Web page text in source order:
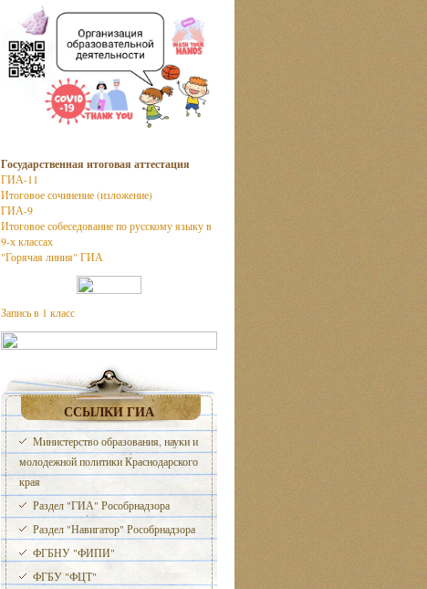
Государственная итоговая аттестация
ГИА-11
Итоговое сочинение (изложение)
ГИА-9
Итоговое собеседование по русскому языку в
9-х классах
"Горячая линия" ГИА
Запись в 1 класс
ССЫЛКИ ГИА
Министерство образования, науки и
молодежной политики Краснодарского
края
Раздел "ГИА" Рособрнадзора
Раздел "Навигатор" Рособрнадзора
ФГБНУ "ФИПИ"
ФГБУ "ФЦТ"